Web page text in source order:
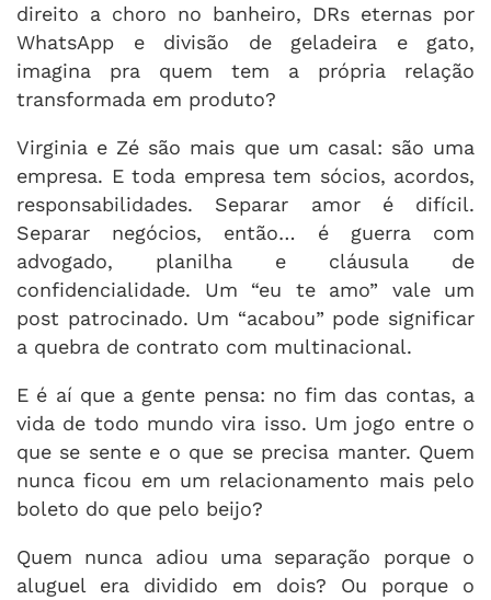
direito a choro no banheiro, DRs eternas por
WhatsApp e divisão de geladeira e gato,
imagina pra quem tem a própria relação
transformada em produto?
Virginia e Zé são mais que um casal: são uma
empresa. E toda empresa tem sócios, acordos,
responsabilidades. Separar amor é difícil.
Separar negócios, então… é guerra com
advogado, planilha e cláusula de
confidencialidade. Um “eu te amo” vale um
post patrocinado. Um “acabou” pode significar
a quebra de contrato com multinacional.
E é aí que a gente pensa: no fim das contas, a
vida de todo mundo vira isso. Um jogo entre o
que se sente e o que se precisa manter. Quem
nunca ficou em um relacionamento mais pelo
boleto do que pelo beijo?
Quem nunca adiou uma separação porque o
aluguel era dividido em dois? Ou porque o